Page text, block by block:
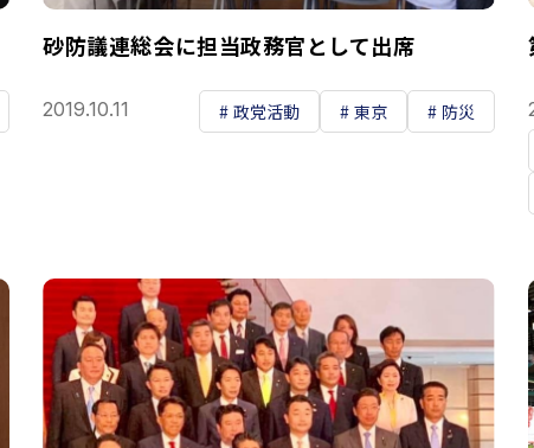
砂防議連総会に担当政務官として出席
2019.10.11 政党活動 東京 防災